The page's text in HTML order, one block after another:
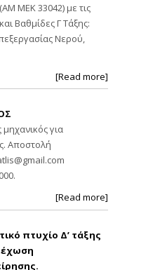
ΜΕΚ 33042) με τις
Βαθμίδες Γ Τάξης:
Νερού,
[Read more]
μηχανικός για
Αποστολή
[Read more]
πτυχίο Δ’ τάξης